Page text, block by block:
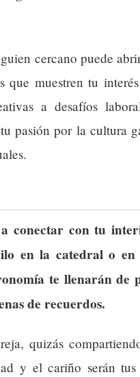
cercano puede
que muestren tu
a desafíos
pasión por la cultura
conectar con tu
en la catedral o en
te llenarán de
de recuerdos.
quizás
y el cariño serán